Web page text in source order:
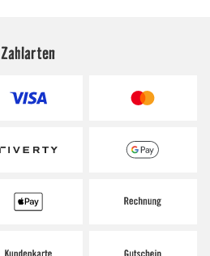
Zahlarten